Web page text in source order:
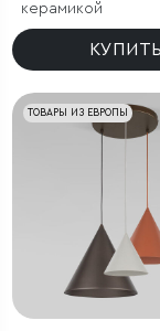
керамикой
КУПИТЬ
ТОВАРЫ ИЗ ЕВРОПЫ